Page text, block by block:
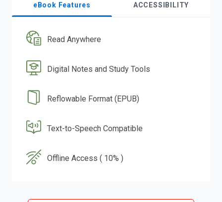
eBook Features ACCESSIBILITY
Read Anywhere
Digital Notes and Study Tools
Reflowable Format (EPUB)
Text-to-Speech Compatible
Offline Access ( 10% )